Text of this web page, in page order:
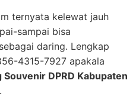
ternyata kelewat jauh
sampai bisa
daring. Lengkap
4315-7927 apakala
Souvenir DPRD Kabupaten